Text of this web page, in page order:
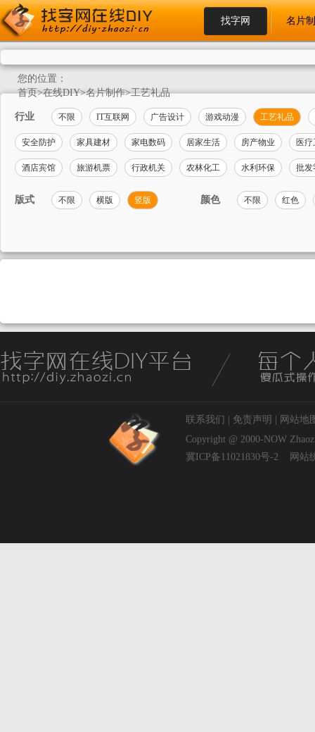
找字网 名片
您的位置：
首页>在线DIY>名片制作>工艺礼品
行业 不限 IT互联网 广告设计 游戏动漫 工艺礼品
安全防护 家具建材 家电数码 居家生活 房产物业 医
酒店宾馆 旅游机票 行政机关 农林化工 水利环保 批发
版式 不限 横版 竖版 颜色 不限 红色
联系我们 免责声明
网站地
Copyright @ 2000-NOW
冀ICP备11021830号-2
网站